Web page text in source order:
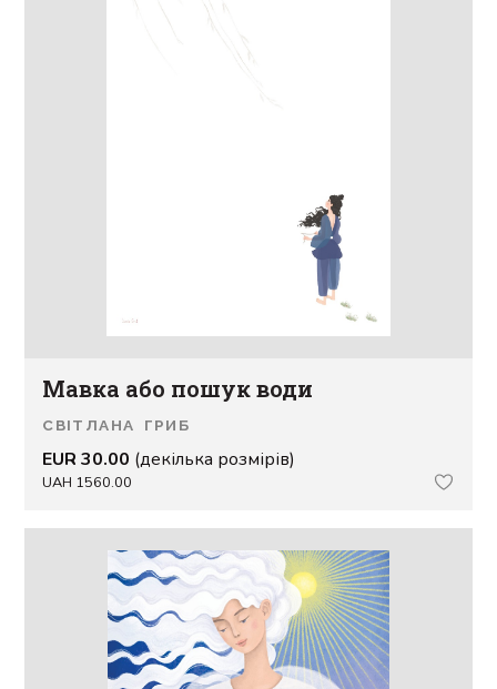
Мавка або пошук води
СВІТЛАНА ГРИБ
EUR 30.00 (декілька розмірів)
UAH 1560.00